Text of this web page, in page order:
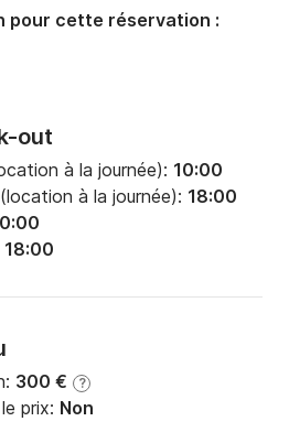
out
à la journée): 10:00
à la journée): 18:00
18:00
300 € ?
prix: Non
pour cette réservation :